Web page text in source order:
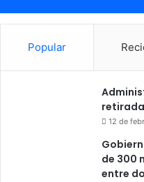
Popular
retirada
12 de
de 300
entre